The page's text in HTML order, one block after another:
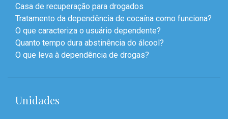
Casa de recuperação para drogados
Tratamento da dependência de cocaína como funciona?
O que caracteriza o usuário dependente?
Quanto tempo dura abstinência do álcool?
O que leva à dependência de drogas?
Unidades